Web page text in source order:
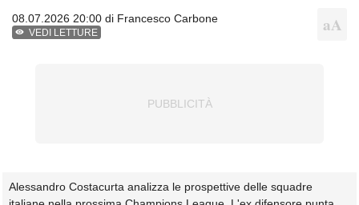
08.07.2026 20:00 di Francesco Carbone
VEDI LETTURE
Alessandro Costacurta analizza le prospettive delle squadre